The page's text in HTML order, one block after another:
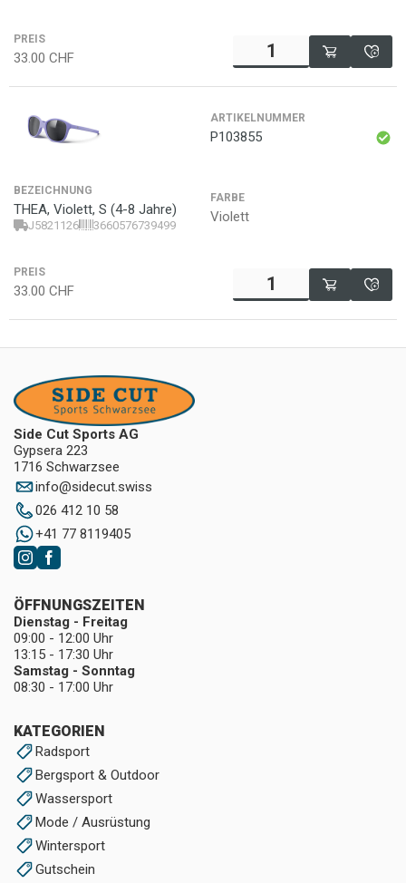
PREIS
33.00 CHF
ARTIKELNUMMER
P103855
BEZEICHNUNG
THEA, Violett, S (4-8 Jahre)
J5821126 3660576739499
FARBE
Violett
PREIS
33.00 CHF
Side Cut Sports AG
Gypsera 223
1716 Schwarzsee
info@sidecut.swiss
026 412 10 58
+41 77 8119405
KATEGORIEN
Radsport
Bergsport & Outdoor
Wassersport
Mode / Ausrüstung
Wintersport
Gutschein
ÖFFNUNGSZEITEN
Dienstag - Freitag
09:00 - 12:00 Uhr
13:15 - 17:30 Uhr
Samstag - Sonntag
08:30 - 17:00 Uhr